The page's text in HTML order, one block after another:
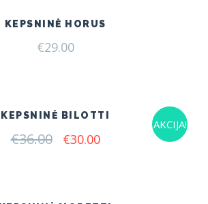
KEPSNINĖ HORUS
€29.00
AKCIJA!
KEPSNINĖ BILOTTI
€36.00 Original
€30.00Current